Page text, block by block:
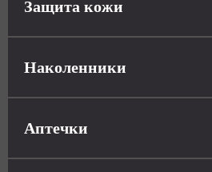
Защита кожи
Наколенники
Аптечки